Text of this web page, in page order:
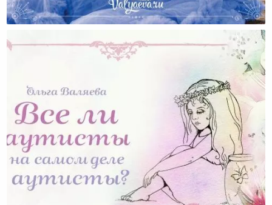
Что На Самом Деле Дают Платья И Юбки Женщине?